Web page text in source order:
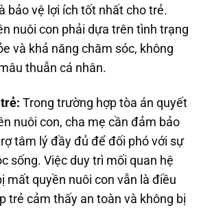
bảo vệ lợi ích tốt nhất cho trẻ.
nuôi con phải dựa trên tình trạng
và khả năng chăm sóc, không
thuẫn cá nhân.
Trong trường hợp tòa án quyết
nuôi con, cha mẹ cần đảm bảo
tâm lý đầy đủ để đối phó với sự
sống. Việc duy trì mối quan hệ
mất quyền nuôi con vẫn là điều
trẻ cảm thấy an toàn và không bị